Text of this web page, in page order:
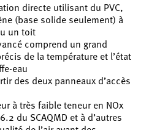
directe utilisant du PVC,
(base solide seulement) à
un toit
comprend un grand
de la température et l’état
eau
des deux panneaux d’accès
à très faible teneur en NOx
du SCAQMD et à d’autres